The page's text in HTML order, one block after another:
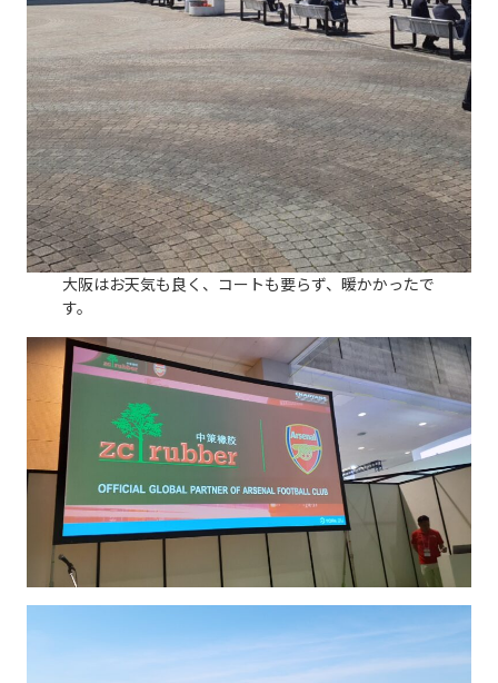
大阪はお天気も良く、コートも要らず、暖かかったで
す。